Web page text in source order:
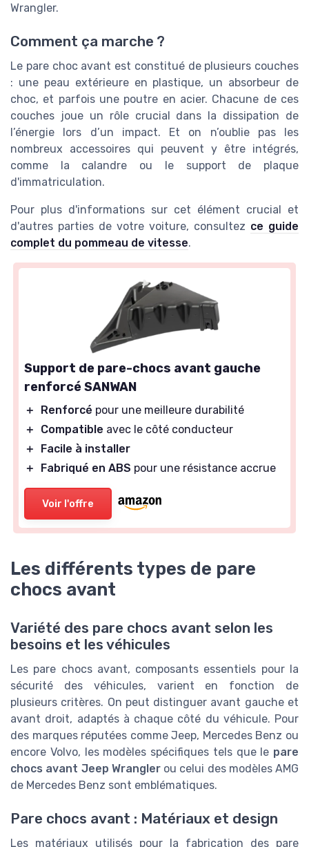
Wrangler.
Comment ça marche ?
Le pare choc avant est constitué de plusieurs couches
: une peau extérieure en plastique, un absorbeur de
choc, et parfois une poutre en acier. Chacune de ces
couches joue un rôle crucial dans la dissipation de
l’énergie lors d’un impact. Et on n’oublie pas les
nombreux accessoires qui peuvent y être intégrés,
comme la calandre ou le support de plaque
d'immatriculation.
Pour plus d'informations sur cet élément crucial et
d'autres parties de votre voiture, consultez ce guide
complet du pommeau de vitesse.
Support de pare-chocs avant gauche
renforcé SANWAN
＋ Renforcé pour une meilleure durabilité
＋
Compatible avec le côté conducteur
＋
Facile à installer
＋
Fabriqué en ABS pour une résistance accrue
Voir l'offre
Les différents types de pare
chocs avant
Variété des pare chocs avant selon les
besoins et les véhicules
Les pare chocs avant, composants essentiels pour la
sécurité des véhicules, varient en fonction de
plusieurs critères. On peut distinguer avant gauche et
avant droit, adaptés à chaque côté du véhicule. Pour
des marques réputées comme Jeep, Mercedes Benz ou
encore Volvo, les modèles spécifiques tels que le pare
chocs avant Jeep Wranglerou celui des modèles AMG
de Mercedes Benz sont emblématiques.
Pare chocs avant : Matériaux et design
Les matériaux utilisés pour la fabrication des pare